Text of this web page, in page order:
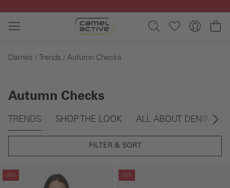
Ga naar de hoofdinhoud
Dames Trends Autumn Checks
Autumn Checks
Galerie overslaan
TRENDS SHOP THE LOOK ALL ABOUT DENIM
FILTER & SORT
-35%
overslaan
-30%
Galerie overslaan